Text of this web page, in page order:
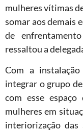
mulheres vítimas
somar aos demais
de
ressaltou a
Com a
integrar o grupo
com esse espaço
mulheres em
interiorização das